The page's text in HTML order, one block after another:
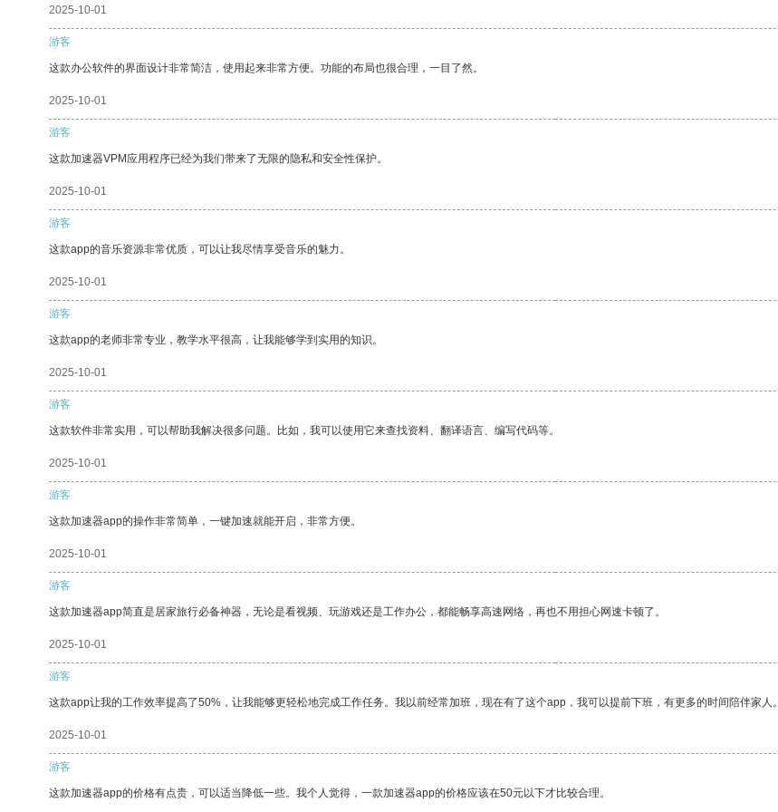
2025-10-01
游客
这款办公软件的界面设计非常简洁，使用起来非常方便。功能的布局也很合理，一目了然。
2025-10-01
游客
这款加速器VPM应用程序已经为我们带来了无限的隐私和安全性保护。
2025-10-01
游客
这款app的音乐资源非常优质，可以让我尽情享受音乐的魅力。
2025-10-01
游客
这款app的老师非常专业，教学水平很高，让我能够学到实用的知识。
2025-10-01
游客
这款软件非常实用，可以帮助我解决很多问题。比如，我可以使用它来查找资料、翻译语言、编写代码等。
2025-10-01
游客
这款加速器app的操作非常简单，一键加速就能开启，非常方便。
2025-10-01
游客
这款加速器app简直是居家旅行必备神器，无论是看视频、玩游戏还是工作办公，都能畅享高速网络，再也不用担心网速卡顿了。
2025-10-01
游客
这款app让我的工作效率提高了50%，让我能够更轻松地完成工作任务。我以前经常加班，现在有了这个app，我可以提前下班，有更多的时间陪伴家人。
2025-10-01
游客
这款加速器app的价格有点贵，可以适当降低一些。我个人觉得，一款加速器app的价格应该在50元以下才比较合理。